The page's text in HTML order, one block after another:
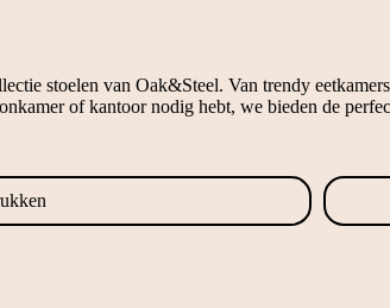
stoelen van Oak&Steel. Van trendy
of kantoor nodig hebt, we bieden de